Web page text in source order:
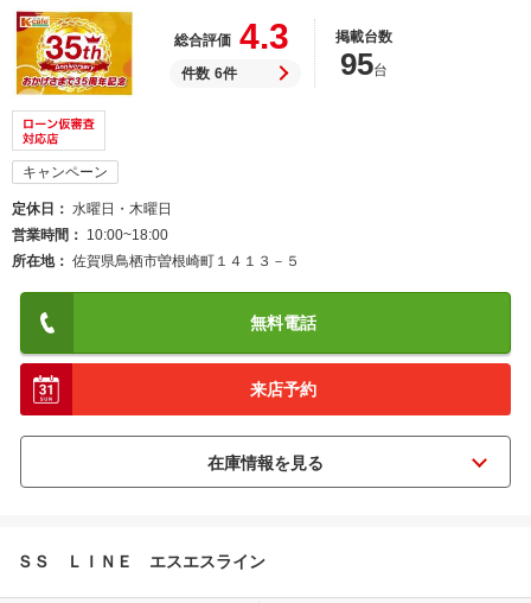
総合評価 4.3
件数 6件
掲載台数
95台
キャンペーン
定休日
水曜日・木曜日
営業時間
10:00~18:00
所在地
佐賀県鳥栖市曽根崎町１４１３－５
無料電話
来店予約
ＳＳ ＬＩＮＥ エスエスライン